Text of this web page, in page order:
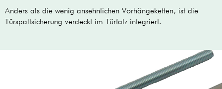
Anders als die wenig ansehnlichen Vorhängeketten, ist die
Türspaltsicherung verdeckt im Türfalz integriert.